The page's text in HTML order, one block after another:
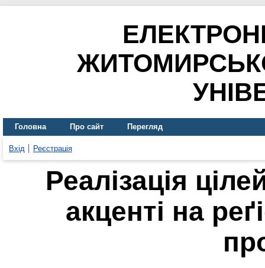
Головна Про сайт Перегляд
Вхід Реєстрація
Реалізація
акценті на